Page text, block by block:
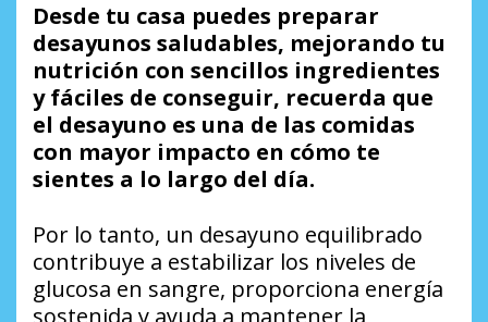
Desde tu casa puedes preparar
desayunos saludables, mejorando tu
nutrición con sencillos ingredientes
y fáciles de conseguir, recuerda que
el desayuno es una de las comidas
con mayor impacto en cómo te
sientes a lo largo del día.
Por lo tanto, un desayuno equilibrado
contribuye a estabilizar los niveles de
glucosa en sangre, proporciona energía